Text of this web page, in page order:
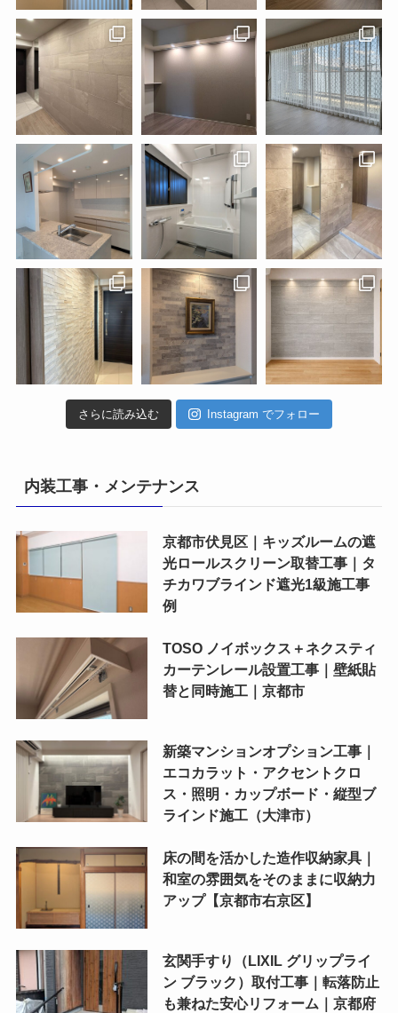
さらに読み込む Instagram でフォロー
内装工事・メンテナンス
京都市伏見区｜キッズルームの遮
光ロールスクリーン取替工事｜タ
チカワブラインド遮光1級施工事
例
TOSO ノイボックス＋ネクスティ
カーテンレール設置工事｜壁紙貼
替と同時施工｜京都市
新築マンションオプション工事｜
エコカラット・アクセントクロ
ス・照明・カップボード・縦型ブ
ラインド施工（大津市）
床の間を活かした造作収納家具｜
和室の雰囲気をそのままに収納力
アップ【京都市右京区】
玄関手すり（LIXIL グリップライ
ン ブラック）取付工事｜転落防止
も兼ねた安心リフォーム｜京都府